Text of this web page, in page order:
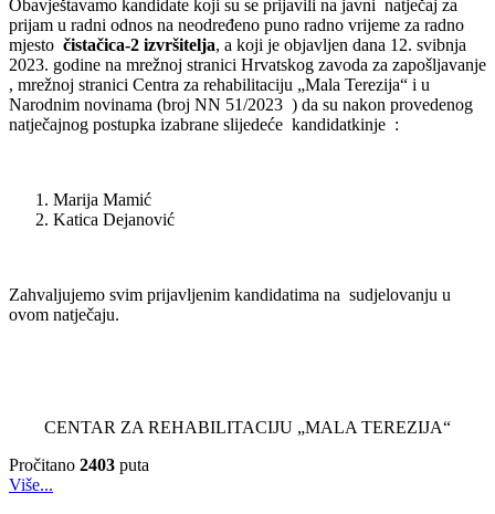
Obavještavamo kandidate koji su se prijavili na javni natječaj za
prijam u radni odnos na neodređeno puno radno vrijeme za radno
mjesto čistačica-2 izvršitelja, a koji je objavljen dana 12. svibnja
2023. godine na mrežnoj stranici Hrvatskog zavoda za zapošljavanje
, mrežnoj stranici Centra za rehabilitaciju „Mala Terezija“ i u
Narodnim novinama (broj NN 51/2023 ) da su nakon provedenog
natječajnog postupka izabrane slijedeće kandidatkinje :
Marija Mamić
Katica Dejanović
Zahvaljujemo svim prijavljenim kandidatima na sudjelovanju u
ovom natječaju.
CENTAR ZA REHABILITACIJU „MALA TEREZIJA“
Pročitano 2403 puta
Više...